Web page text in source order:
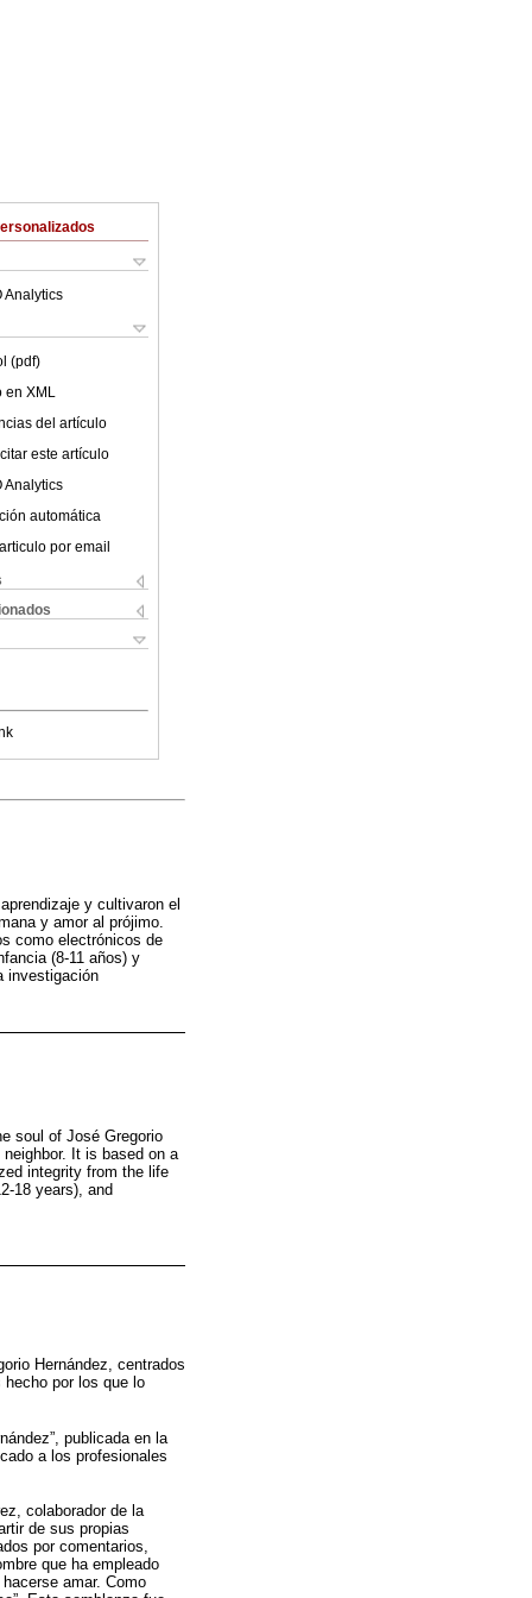
Analytics
(pdf)
en XML
del artículo
este artículo
Analytics
automática
por email
y cultivaron el
y amor al prójimo.
como electrónicos de
(8-11 años) y
investigación
soul of José Gregorio
It is based on a
integrity from the life
18 years), and
Hernández, centrados
por los que lo
publicada en la
a los profesionales
colaborador de la
de sus propias
por comentarios,
que ha empleado
amar. Como